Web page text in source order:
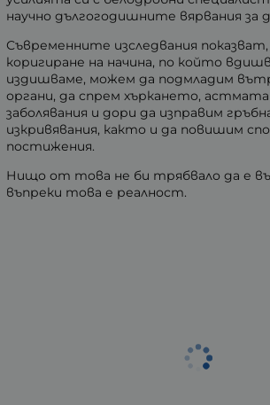
научно дългогодишните вярвания за
Съвременните изследвания показват,
коригиране на начина, по който
издишваме, можем да подмладим
органи, да спрем хъркането,
заболявания и дори да изправим
изкривявания, както и да повишим
постижения.
Нищо от това не би трябвало да е
въпреки това е реалност.